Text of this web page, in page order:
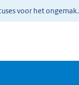
voor het ongemak.